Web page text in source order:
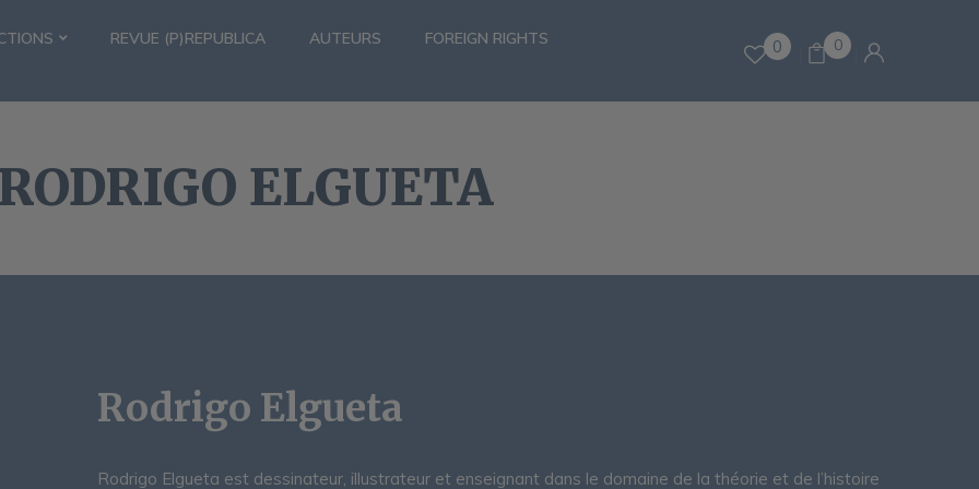
REVUE (P)REPUBLICA AUTEURS
FOREIGN RIGHTS
0 0
RODRIGO ELGUETA
Rodrigo Elgueta
Rodrigo Elgueta est dessinateur, illustrateur et enseignant dans le domaine de la théorie et de l’histoire